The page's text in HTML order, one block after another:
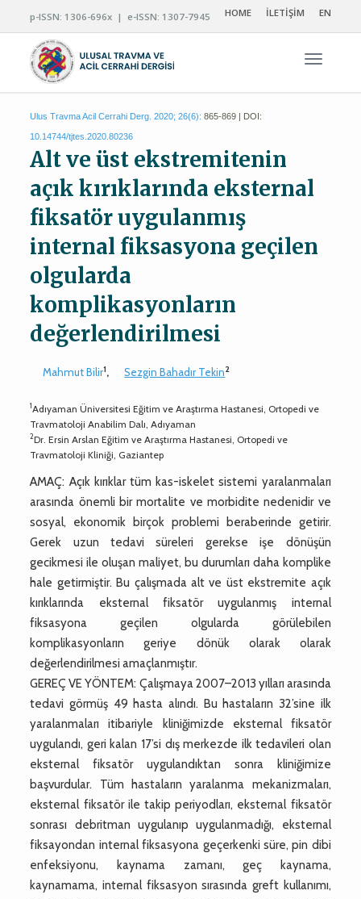
p-ISSN: 1306-696x | e-ISSN: 1307-7945 HOME İLETİŞİM EN
Ulus Travma Acil Cerrahi Derg. 2020; 26(6): 865-869 | DOI:
10.14744/tjtes.2020.80236
Alt ve üst ekstremitenin
açık kırıklarında eksternal
fiksatör uygulanmış
internal fiksasyona geçilen
olgularda
komplikasyonların
değerlendirilmesi
Mahmut Bilir1, Sezgin Bahadır Tekin2
1Adıyaman Üniversitesi Eğitim ve Araştırma Hastanesi, Ortopedi ve
Travmatoloji Anabilim Dalı, Adıyaman
2Dr. Ersin Arslan Eğitim ve Araştırma Hastanesi, Ortopedi ve
Travmatoloji Kliniği, Gaziantep
AMAÇ: Açık kırıklar tüm kas-iskelet sistemi yaralanmaları
arasında önemli bir mortalite ve morbidite nedenidir ve
sosyal, ekonomik birçok problemi beraberinde getirir.
Gerek uzun tedavi süreleri gerekse işe dönüşün
gecikmesi ile oluşan maliyet, bu durumları daha komplike
hale getirmiştir. Bu çalışmada alt ve üst ekstremite açık
kırıklarında eksternal fiksatör uygulanmış internal
fiksasyona geçilen olgularda görülebilen
komplikasyonların geriye dönük olarak olarak
değerlendirilmesi amaçlanmıştır.
GEREÇ VE YÖNTEM: Çalışmaya 2007–2013 yılları arasında
tedavi görmüş 49 hasta alındı. Bu hastaların 32’sine ilk
yaralanmaları itibariyle kliniğimizde eksternal fiksatör
uygulandı, geri kalan 17’si dış merkezde ilk tedavileri olan
eksternal fiksatör uygulandıktan sonra kliniğimize
başvurdular. Tüm hastaların yaralanma mekanizmaları,
eksternal fiksatör ile takip periyodları, eksternal fiksatör
sonrası debritman uygulanıp uygulanmadığı, eksternal
fiksayondan internal fiksasyona geçerkenki süre, pin dibi
enfeksiyonu, kaynama zamanı, geç kaynama,
kaynamama, internal fiksasyon sırasında greft kullanımı,